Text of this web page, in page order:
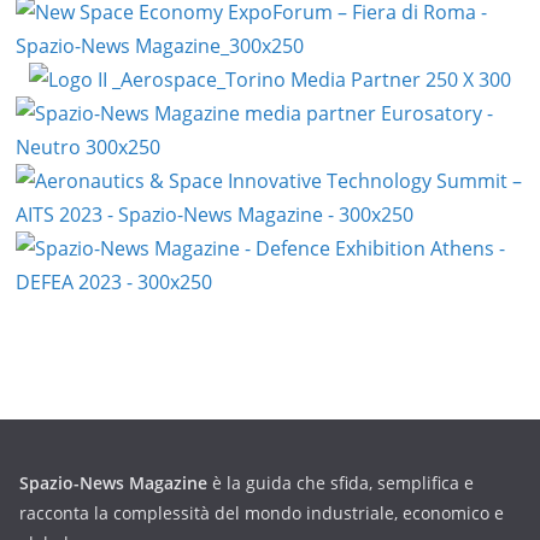
Spazio-News Magazine è la guida che sfida, semplifica e
racconta la complessità del mondo industriale, economico e